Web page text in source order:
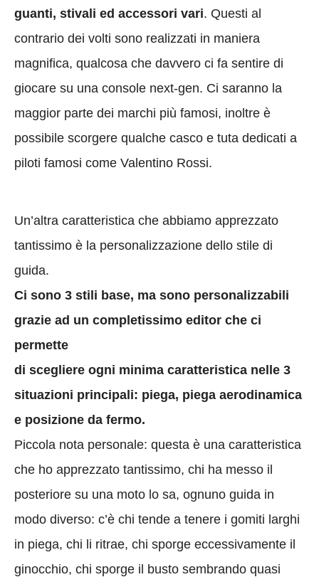
guanti, stivali ed accessori vari. Questi al
contrario dei volti sono realizzati in maniera
magnifica, qualcosa che davvero ci fa sentire di
giocare su una console next-gen. Ci saranno la
maggior parte dei marchi più famosi, inoltre è
possibile scorgere qualche casco e tuta dedicati a
piloti famosi come Valentino Rossi.
Un’altra caratteristica che abbiamo apprezzato
tantissimo è la personalizzazione dello stile di
guida.
Ci sono 3 stili base, ma sono personalizzabili
grazie ad un completissimo editor che ci
permette
di scegliere ogni minima caratteristica nelle 3
situazioni principali: piega, piega aerodinamica
e posizione da fermo.
Piccola nota personale: questa è una caratteristica
che ho apprezzato tantissimo, chi ha messo il
posteriore su una moto lo sa, ognuno guida in
modo diverso: c’è chi tende a tenere i gomiti larghi
in piega, chi li ritrae, chi sporge eccessivamente il
ginocchio, chi sporge il busto sembrando quasi